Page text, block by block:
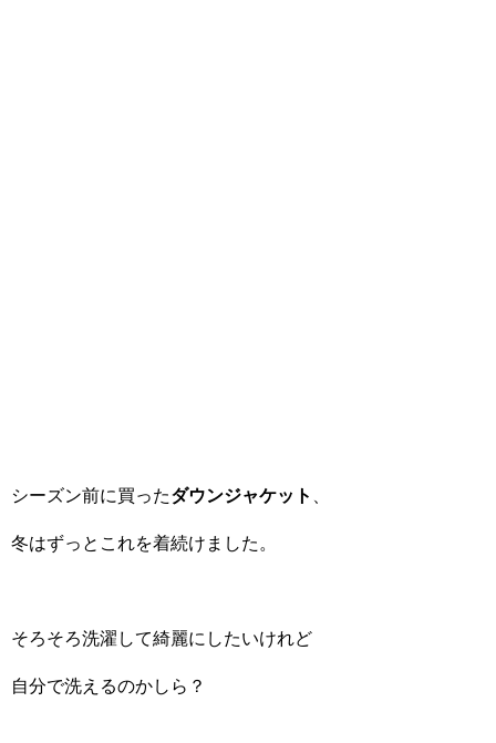
シーズン前に買ったダウンジャケット
冬はずっとこれを着続けました。
そろそろ洗濯して綺麗にしたいけれど
自分で洗えるのかしら？